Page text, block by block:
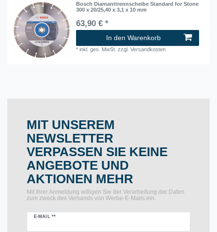
Bosch Diamanttrennscheibe Standard for Stone
300 x 20/25,40 x 3,1 x 10 mm
63,90 € *
In den Warenkorb
*inkl. ges. MwSt. zzgl.Versandkosten
MIT UNSEREM
NEWSLETTER
VERPASSEN SIE KEINE
ANGEBOTE UND
AKTIONEN MEHR
Mit Ihrer Anmeldung willigen Sie der Verarbeitung der Daten
zum zweck des Versands von Werbe-E-Mails ein.
E-MAIL **
Newsletter